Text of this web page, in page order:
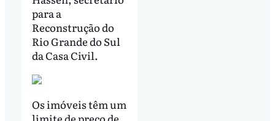
para a
Reconstrução do
Rio Grande do Sul
da Casa Civil.
Os imóveis têm um